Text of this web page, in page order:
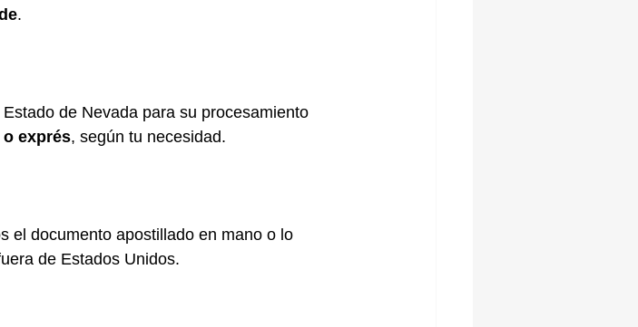
.
de Nevada para su procesamiento
exprés, según tu necesidad.
el documento apostillado en mano o lo
de Estados Unidos.